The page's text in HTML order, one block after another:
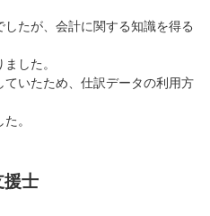
たが、会計に関する知識を得る
した。
いたため、仕訳データの利用方
。
士